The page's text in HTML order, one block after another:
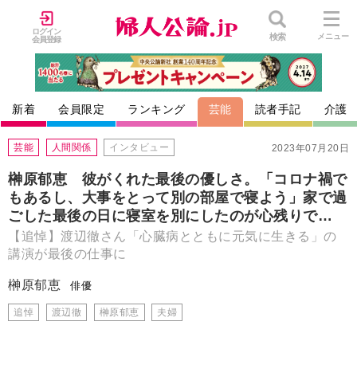
ログイン
会員登録
検索 メニュー
新着 会員限定 ランキング 芸能 読者手記 介護
2023年07月20日
芸能 人間関係 インタビュー
榊原郁恵 彼がくれた最後の優しさ。「コロナ禍で
もあるし、大事をとって別の部屋で寝よう」家で過
ごした最後の日に寝室を別にしたのが心残りで…
【追悼】渡辺徹さん「心臓病とともに元気に生きる」の
講演が最後の仕事に
榊原郁恵 俳優
追悼 渡辺徹 榊原郁恵 夫婦